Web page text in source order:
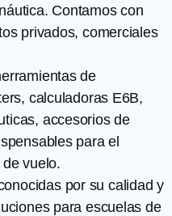
Contamos con
privados, comerciales
de
calculadoras E6B,
accesorios de
para el
vuelo.
por su calidad y
para escuelas de